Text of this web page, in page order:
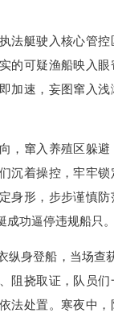
艇驶入核心管控
的可疑渔船映入
加速，妄图窜入
窜入养殖区躲避
沉着操控，牢牢
身形，步步谨慎
功逼停违规船只。
身登船，当场查
阻挠取证，队员
法处置。寒夜中